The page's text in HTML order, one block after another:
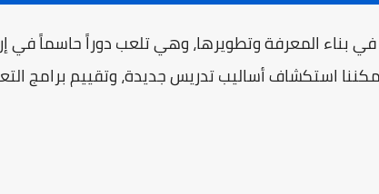
في بناء المعرفة وتطويرها، وهي تلعب دوراً حاسماً في
استكشاف أساليب تدريس جديدة، وتقييم برامج